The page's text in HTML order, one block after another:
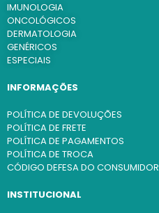
IMUNOLOGIA
ONCOLÓGICOS
DERMATOLOGIA
GENÉRICOS
ESPECIAIS
INFORMAÇÕES
POLÍTICA DE DEVOLUÇÕES
POLÍTICA DE FRETE
POLÍTICA DE PAGAMENTOS
POLÍTICA DE TROCA
CÓDIGO DEFESA DO CONSUMIDOR
INSTITUCIONAL